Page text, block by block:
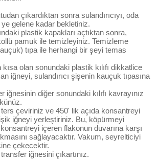
çıkardıktan sonra sulandırıcıyı, oda
ye gelene kadar bekletiniz.
plastik kapakları açtıktan sonra,
pamuk ile temizleyiniz. Temizleme
tıpa ile herhangi bir şeyi temas
olan sonundaki plastik kılıfı dikkatlice
iğneyi, sulandırıcı şişenin kauçuk tıpasına
diğer sonundaki kılıfı kavrayınız
çeviriniz ve 450' lik açıda konsantreyi
iğneyi yerleştiriniz. Bu, köpürmeyi
içeren flakonun duvarına karşı
sağlayacaktır. Vakum, seyrelticiyi
çekecektir.
iğnesini çıkartınız.